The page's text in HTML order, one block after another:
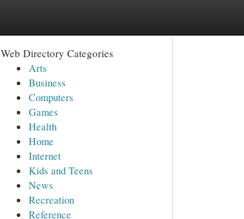
Web Directory Categories
Arts
Business
Computers
Games
Health
Home
Internet
Kids and Teens
News
Recreation
Reference